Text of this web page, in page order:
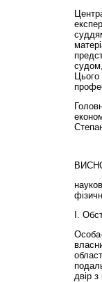
І.
двір